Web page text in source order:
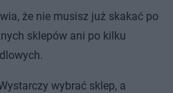
że nie musisz już skakać po
sklepów ani po kilku
wybrać sklep, a